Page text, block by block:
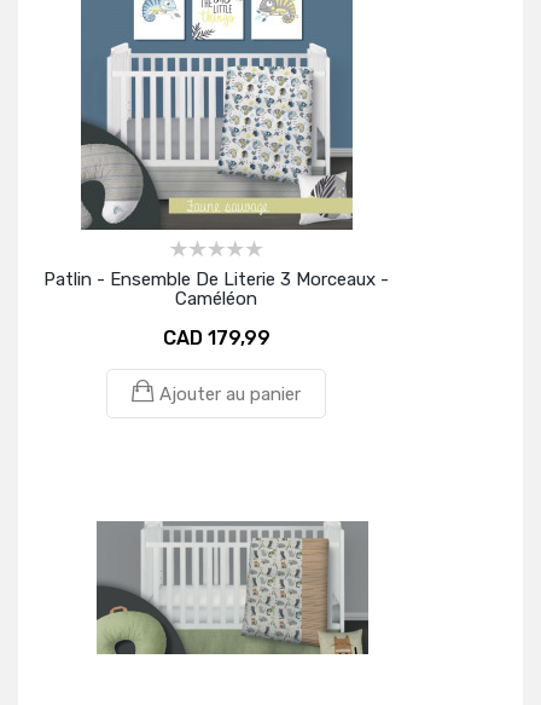
Patlin - Ensemble De Literie 3 Morceaux -
Caméléon
CAD 179,99
Ajouter au panier